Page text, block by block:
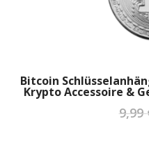
Bitcoin
Krypto Accessoire &
9,99